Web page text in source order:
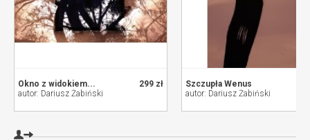
299 zł
Okno z widokiem...
autor: Dariusz Żabiński
Szczupła Wenus
autor: Dariusz Żabiński